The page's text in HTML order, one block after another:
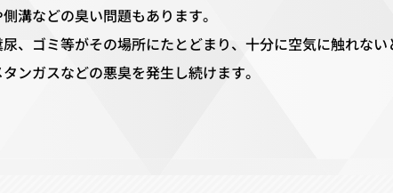
溝などの臭い問題もあります。
、ゴミ等がその場所にたとどまり、十分に空気に触れな
ンガスなどの悪臭を発生し続けます。